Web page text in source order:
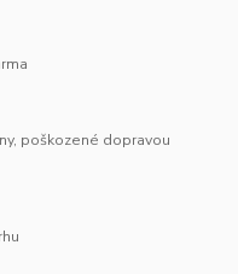
poškozené dopravou